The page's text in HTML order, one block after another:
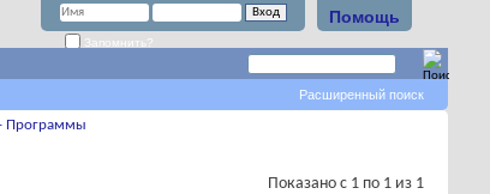
Помощь
Запомнить?
Расширенный поиск
Программы
Показано с 1 по 1 из 1